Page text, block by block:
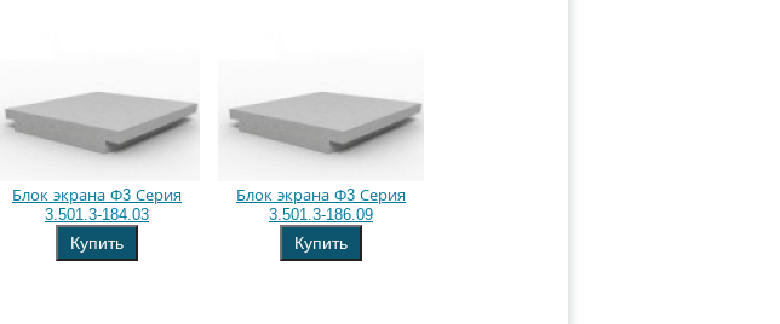
Блок экрана Ф3 Серия
3.501.3-184.03
Купить
Блок экрана Ф3 Серия
3.501.3-186.09
Купить